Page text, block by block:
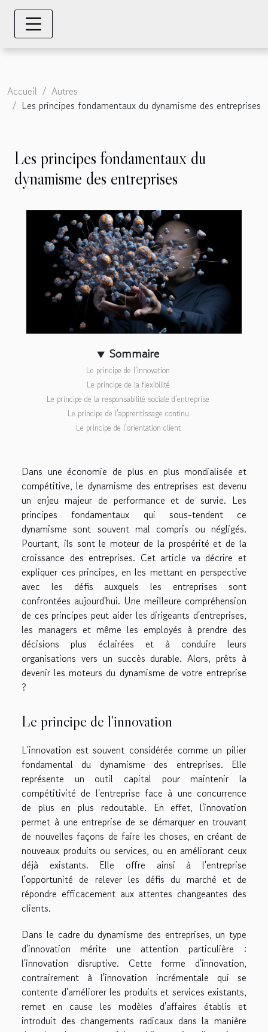
Accueil
Autres
Les principes fondamentaux du dynamisme des entreprises
Les principes fondamentaux du
dynamisme des entreprises
Sommaire
Le principe de l'innovation
Le principe de la flexibilité
Le principe de la responsabilité sociale d'entreprise
Le principe de l'apprentissage continu
Le principe de l'orientation client
Dans une économie de plus en plus mondialisée et
compétitive, le dynamisme des entreprises est devenu
un enjeu majeur de performance et de survie. Les
principes fondamentaux qui sous-tendent ce
dynamisme sont souvent mal compris ou négligés.
Pourtant, ils sont le moteur de la prospérité et de la
croissance des entreprises. Cet article va décrire et
expliquer ces principes, en les mettant en perspective
avec les défis auxquels les entreprises sont
confrontées aujourd'hui. Une meilleure compréhension
de ces principes peut aider les dirigeants d'entreprises,
les managers et même les employés à prendre des
décisions plus éclairées et à conduire leurs
organisations vers un succès durable. Alors, prêts à
devenir les moteurs du dynamisme de votre entreprise
?
Le principe de l'innovation
L'innovation est souvent considérée comme un pilier
fondamental du dynamisme des entreprises. Elle
représente un outil capital pour maintenir la
compétitivité de l'entreprise face à une concurrence
de plus en plus redoutable. En effet, l'innovation
permet à une entreprise de se démarquer en trouvant
de nouvelles façons de faire les choses, en créant de
nouveaux produits ou services, ou en améliorant ceux
déjà existants. Elle offre ainsi à l'entreprise
l'opportunité de relever les défis du marché et de
répondre efficacement aux attentes changeantes des
clients.
Dans le cadre du dynamisme des entreprises, un type
d'innovation mérite une attention particulière :
l'innovation disruptive. Cette forme d'innovation,
contrairement à l'innovation incrémentale qui se
contente d'améliorer les produits et services existants,
remet en cause les modèles d'affaires établis et
introduit des changements radicaux dans la manière